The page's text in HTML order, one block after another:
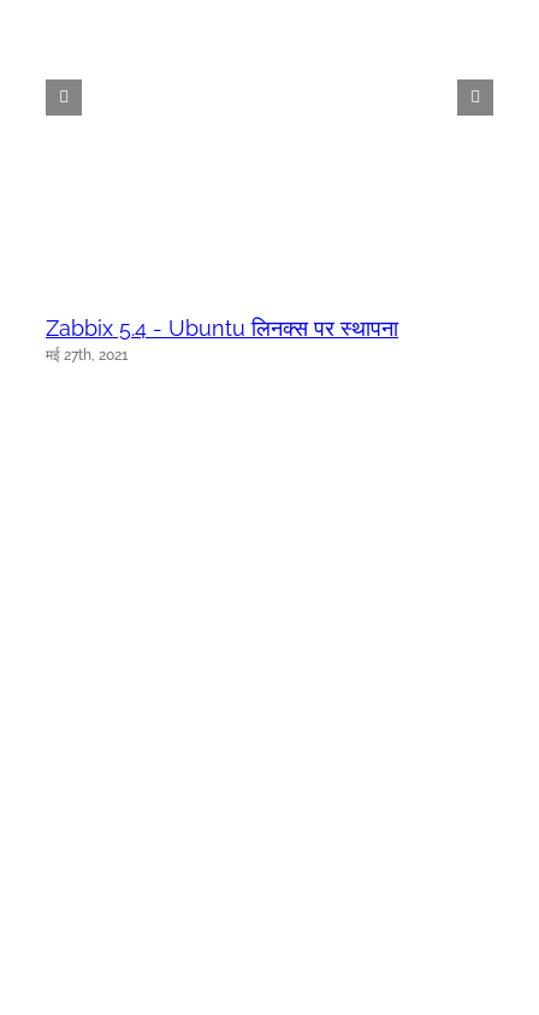
Zabbix 5.4 - Ubuntu लिनक्स पर स्थापना
मई 27th, 2021